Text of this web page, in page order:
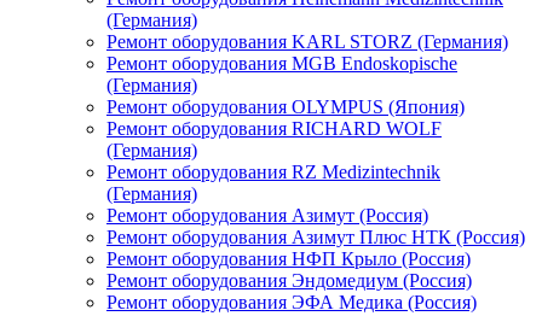
(Германия)
Ремонт оборудования KARL STORZ (Германия)
Ремонт оборудования MGB Endoskopische
(Германия)
Ремонт оборудования OLYMPUS (Япония)
Ремонт оборудования RICHARD WOLF
(Германия)
Ремонт оборудования RZ Medizintechnik
(Германия)
Ремонт оборудования Азимут (Россия)
Ремонт оборудования Азимут Плюс НТК (Россия)
Ремонт оборудования НФП Крыло (Россия)
Ремонт оборудования Эндомедиум (Россия)
Ремонт оборудования ЭФА Медика (Россия)